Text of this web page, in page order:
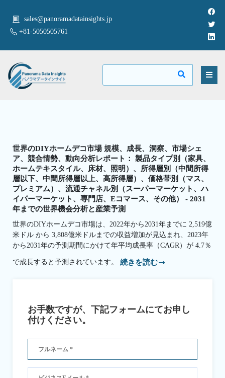
sales@panoramadatainsights.jp
+81-5050505761
世界のDIYホームデコ市場 規模、成長、洞察、市場シェ
ア、競合情勢、動向分析レポート： 製品タイプ別（家具、
ホームテキスタイル、床材、照明）、所得層別（中間所得
層以下、中間所得層以上、高所得層）、価格帯別（マス、
プレミアム）、流通チャネル別（スーパーマーケット、ハ
イパーマーケット、専門店、Eコマース、その他） - 2031
年までの世界機会分析と産業予測
世界のDIYホームデコ市場は、2022年から2031年までに 2,519億
米ドル から 3,808億米ドルまでの収益増加が見込まれ、2023年
から2031年の予測期間にかけて年平均成長率（CAGR）が 4.7％
で成長すると予測されています。 続きを読む
お手数ですが、下記フォームにてお申し
付けください。